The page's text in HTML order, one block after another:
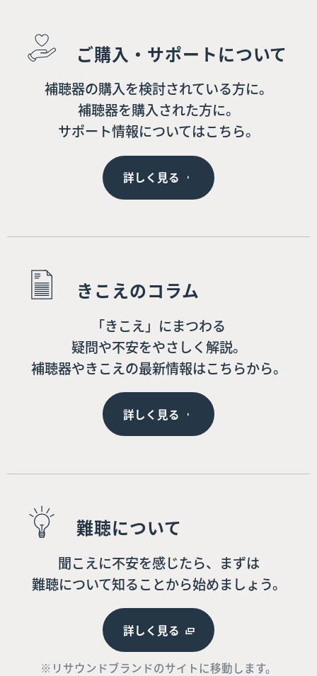
ご購入・サポートについて
補聴器の購入を検討されている方に。
補聴器を購入された方に。
サポート情報についてはこちら。
詳しく見る
きこえのコラム
「きこえ」にまつわる
疑問や不安をやさしく解説。
補聴器やきこえの最新情報はこちらから。
詳しく見る
難聴について
聞こえに不安を感じたら、まずは
難聴について知ることから始めましょう。
詳しく見る
※リサウンドブランドのサイトに移動します。